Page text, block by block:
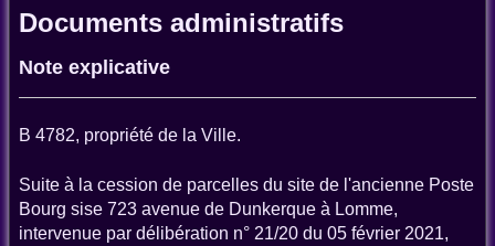
Documents administratifs
Note explicative
B 4782, propriété de la Ville.
Suite à la cession de parcelles du site de l'ancienne Poste
Bourg sise 723 avenue de Dunkerque à Lomme,
intervenue par délibération n° 21/20 du 05 février 2021,